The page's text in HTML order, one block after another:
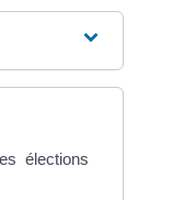
élections